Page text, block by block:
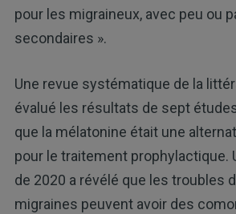
pour les migraineux, avec peu ou
secondaires ».
Une revue systématique de la
évalué les résultats de sept
que la mélatonine était une
pour le traitement prophylactique.
de 2020 a révélé que les troubles
migraines peuvent avoir des